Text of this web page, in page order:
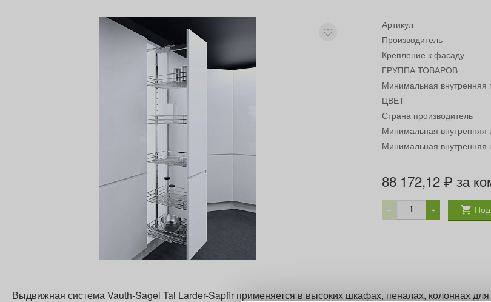
Артикул
Производитель
Крепление к фасаду
ГРУППА ТОВАРОВ
Минимальная внутренняя
ЦВЕТ
Страна производитель
Минимальная внутренняя
Минимальная
88 172,12 ₽ за
− + Под
Выдвижная система Vauth-Sagel Tal Larder-Sapfir применяется в высоких шкафах, пеналах, колоннах